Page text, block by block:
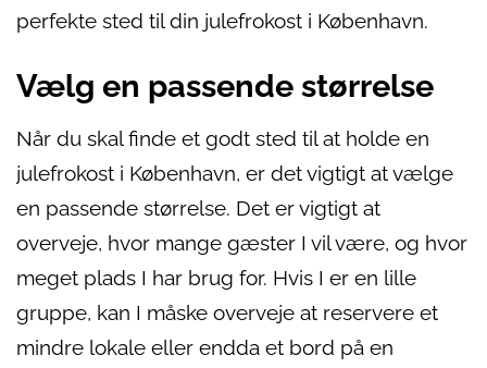
perfekte sted til din julefrokost i København.
Vælg en passende størrelse
Når du skal finde et godt sted til at holde en
julefrokost i København, er det vigtigt at vælge
en passende størrelse. Det er vigtigt at
overveje, hvor mange gæster I vil være, og hvor
meget plads I har brug for. Hvis I er en lille
gruppe, kan I måske overveje at reservere et
mindre lokale eller endda et bord på en